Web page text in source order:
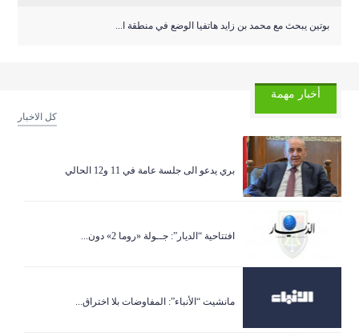
بوتين يبحث مع محمد بن زايد هاتفيا الوضع في منطقة ا...
أخبار مهمة
كل الاخبار
بري يدعو الى جلسة عامة في 11 و12 الحالي
افتتاحية “الديار”: جــولة «روما 2» دون...
مانشيت “الأنباء”: المفاوضات بلا اختراق...